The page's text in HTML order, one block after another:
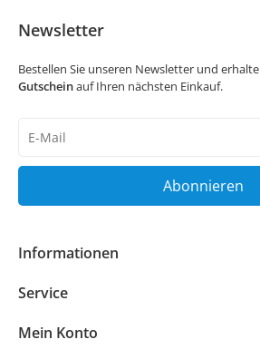
Newsletter
Bestellen Sie unseren Newsletter und
Gutscheinauf Ihren nächsten Einkauf.
Honig
Abonnieren
Informationen
Service
Mein Konto